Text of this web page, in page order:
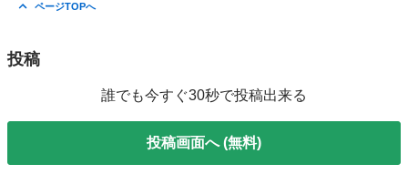
ページTOPへ
投稿
誰でも今すぐ30秒で投稿出来る
投稿画面へ (無料)